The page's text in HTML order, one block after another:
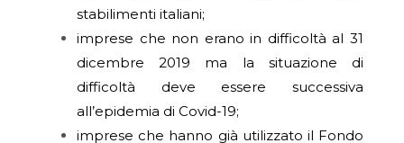
stabilimenti italiani;
imprese che non erano in difficoltà al 31
dicembre 2019 ma la situazione di
difficoltà deve essere successiva
all’epidemia di Covid-19;
imprese che hanno già utilizzato il Fondo